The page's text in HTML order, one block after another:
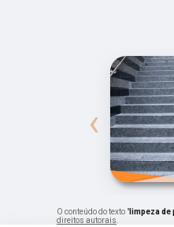
‹
O conteúdo do texto " limpeza
direitos autorais